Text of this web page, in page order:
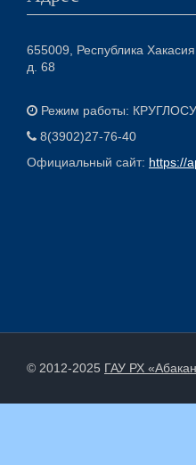
655009, Республика
д. 68
Режим работы:
8(3902)27-76-40
Официальный сайт: https://
© 2012-2025 ГАУ РХ